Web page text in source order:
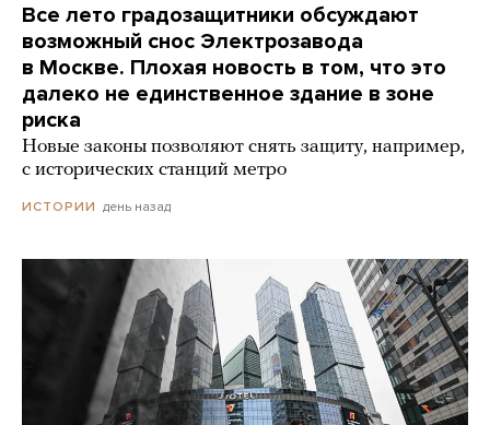
Все лето градозащитники обсуждают
возможный снос Электрозавода
в Москве. Плохая новость в том, что это
далеко не единственное здание в зоне
риска
Новые законы позволяют снять защиту, например,
с исторических станций метро
ИСТОРИИ день назад